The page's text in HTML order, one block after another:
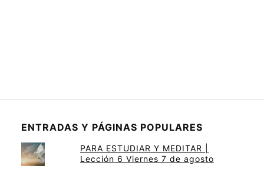
ENTRADAS Y PÁGINAS POPULARES
PARA ESTUDIAR Y MEDITAR |
Lección 6 Viernes 7 de agosto